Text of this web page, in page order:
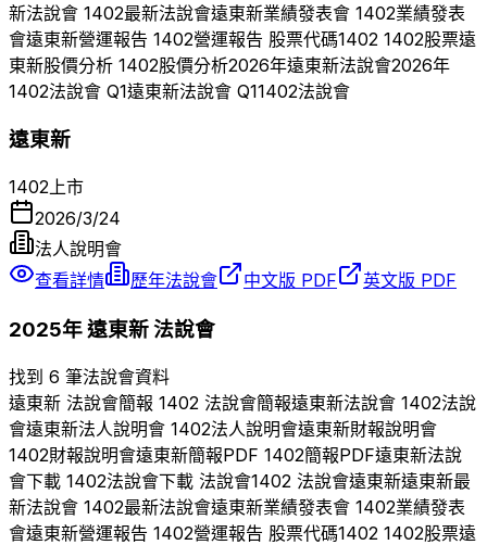
新法說會 1402最新法說會遠東新業績發表會 1402業績發表
會遠東新營運報告 1402營運報告 股票代碼1402 1402股票遠
東新股價分析 1402股價分析2026年遠東新法說會2026年
1402法說會 Q1遠東新法說會 Q11402法說會
遠東新
1402上市
2026/3/24
法人說明會
查看詳情
歷年法說會 中文版 PDF 英文版 PDF
2025年遠東新法說會
找到 6 筆法說會資料
遠東新 法說會簡報 1402 法說會簡報遠東新法說會 1402法說
會遠東新法人說明會 1402法人說明會遠東新財報說明會
1402財報說明會遠東新簡報PDF 1402簡報PDF遠東新法說
會下載 1402法說會下載 法說會1402 法說會遠東新遠東新最
新法說會 1402最新法說會遠東新業績發表會 1402業績發表
會遠東新營運報告 1402營運報告 股票代碼1402 1402股票遠